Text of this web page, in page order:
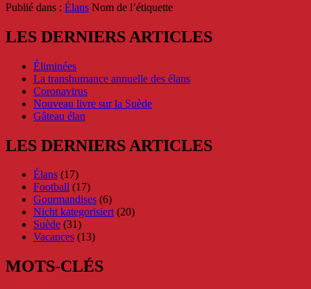
Publié dans : Élans Nom de l’étiquette
LES DERNIERS ARTICLES
Éliminées
La transhumance annuelle des élans
Coronavirus
Nouveau livre sur la Suède
Gâteau élan
LES DERNIERS ARTICLES
Élans (17)
Football (17)
Gourmandises (6)
Nicht kategorisiert(20)
Suède (31)
Vacances (13)
MOTS-CLÉS